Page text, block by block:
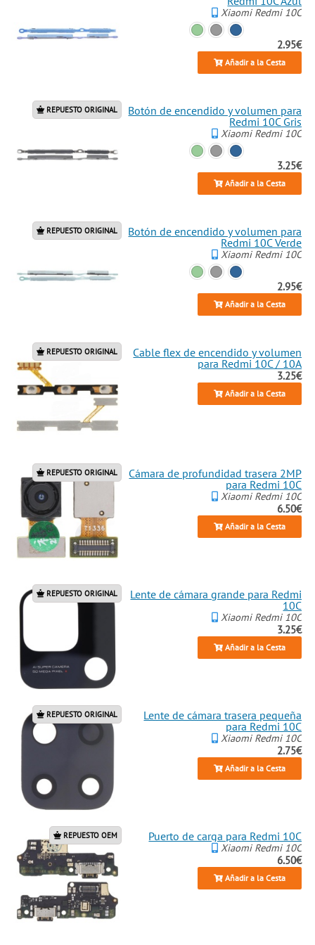
Xiaomi Redmi 10C
2.95€
Añadir a la Cesta
REPUESTO ORIGINAL
Botón de encendido y volumen para
Redmi 10C Gris
Xiaomi Redmi 10C
3.25€
Añadir a la Cesta
REPUESTO ORIGINAL
Botón de encendido y volumen para
Redmi 10C Verde
Xiaomi Redmi 10C
2.95€
Añadir a la Cesta
REPUESTO ORIGINAL
Cable flex de encendido y volumen
para Redmi 10C / 10A
3.25€
Añadir a la Cesta
REPUESTO ORIGINAL
Cámara de profundidad trasera 2MP
para Redmi 10C
Xiaomi Redmi 10C
6.50€
Añadir a la Cesta
REPUESTO ORIGINAL
Lente de cámara grande para Redmi
10C
Xiaomi Redmi 10C
3.25€
Añadir a la Cesta
REPUESTO ORIGINAL
Lente de cámara trasera pequeña
para Redmi 10C
Xiaomi Redmi 10C
2.75€
Añadir a la Cesta
REPUESTO OEM Puerto de carga para Redmi 10C
Xiaomi Redmi 10C
6.50€
Añadir a la Cesta